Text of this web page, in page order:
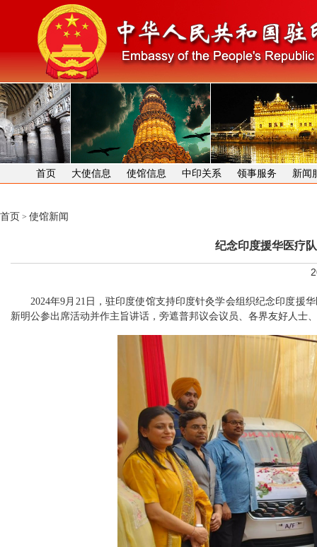
首页 大使信息 使馆信息 中印关系 领事服务 新闻
首页 > 使馆新闻
纪念印度援华医疗
2024年9月21日，驻印度使馆支持印度针灸学会组织纪念印度援
新明公参出席活动并作主旨讲话，旁遮普邦议会议员、各界友好人士